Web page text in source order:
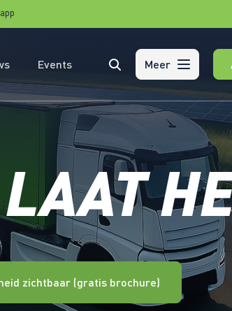
EventsZoeken Meer
zichtbaar (gratis brochure)